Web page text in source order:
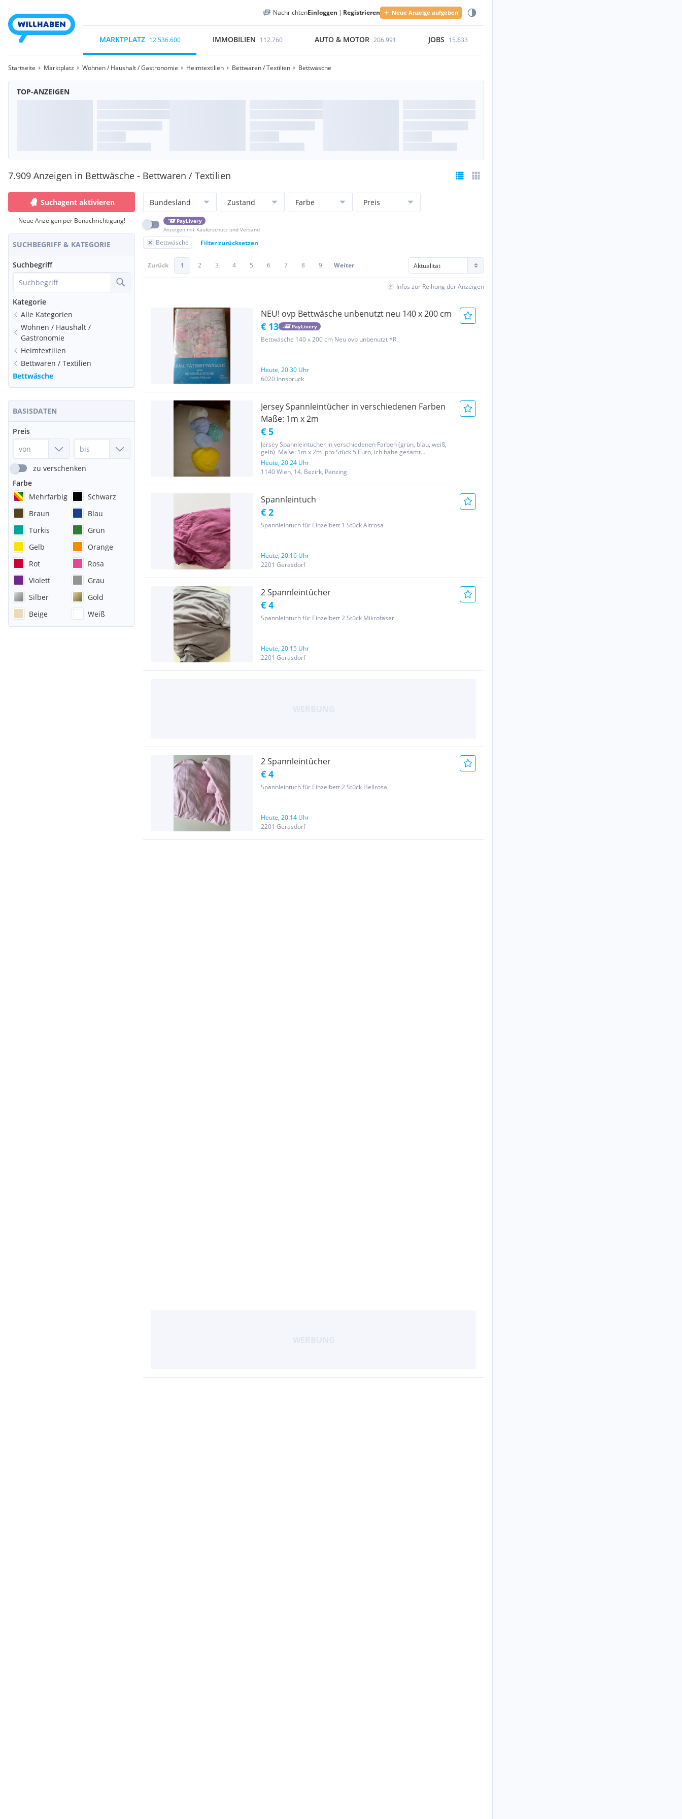
NachrichtenEinloggen | Registrieren Neue Anzeige aufgeben
MARKTPLATZ 12.536.600 IMMOBILIEN 112.760 AUTO & MOTOR 206.991 JOBS 15.633
Startseite Marktplatz Wohnen / Haushalt / Gastronomie Heimtextilien Bettwaren / Textilien Bettwäsche
TOP-ANZEIGEN
7.909 Anzeigen in Bettwäsche - Bettwaren / Textilien
Suchagent aktivieren
Neue Anzeigen per Benachrichtigung!
SUCHBEGRIFF & KATEGORIE
Suchbegriff
Kategorie
Alle Kategorien
Wohnen / Haushalt /
Gastronomie
Heimtextilien
Bettwaren / Textilien
Bettwäsche
BASISDATEN
Preis
zu verschenken
Farbe
Mehrfarbig
Schwarz
Braun
Blau
Türkis
Grün
Gelb
Orange
Rot
Rosa
Violett
Grau
Silber
Gold
Beige
Weiß
Bundesland Zustand Farbe Preis
PayLivery
Anzeigen mit Käuferschutz und Versand
Bettwäsche Filter zurücksetzen
Zurück 1 2 3 4 5 6 7 8 9 Weiter
Infos zur Reihung der Anzeigen
NEU! ovp Bettwäsche unbenutzt neu 140 x 200 cm
€ 13 PayLivery
Bettwäsche 140 x 200 cm Neu ovp unbenutzt *R
Heute, 20:30 Uhr
6020 Innsbruck
Jersey Spannleintücher in verschiedenen Farben
Maße: 1m x 2m
€ 5
Jersey Spannleintücher in verschiedenen Farben (grün, blau, weiß,
gelb) Maße: 1m x 2m pro Stück 5 Euro, ich habe gesamt
mindestens 30 Stk. - auf dem Foto ist nur eine kleine Auswahl
ersichtlich
Heute, 20:24 Uhr
1140 Wien, 14. Bezirk, Penzing
Spannleintuch
€ 2
Spannleintuch für Einzelbett 1 Stück Altrosa
Heute, 20:16 Uhr
2201 Gerasdorf
2 Spannleintücher
€ 4
Spannleintuch für Einzelbett 2 Stück Mikrofaser
Heute, 20:15 Uhr
2201 Gerasdorf
2 Spannleintücher
€ 4
Spannleintuch für Einzelbett 2 Stück Hellrosa
Heute, 20:14 Uhr
2201 Gerasdorf